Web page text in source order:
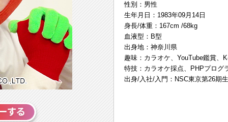
性別：男性
生年月日：1983年09月14日
身長/体重：167cm /68kg
血液型：B型
出身地：神奈川県
趣味：カラオケ、YouTube鑑賞、
特技：カラオケ採点、PHPプログ
出身/入社/入門：NSC東京第26期生